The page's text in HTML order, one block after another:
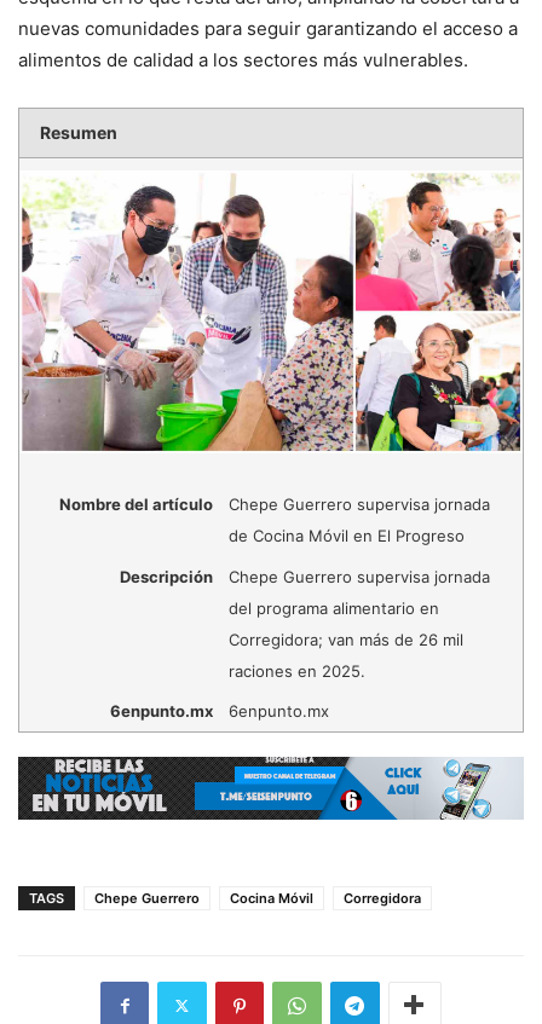
nuevas comunidades para seguir garantizando el acceso a
alimentos de calidad a los sectores más vulnerables.
Resumen
Nombre del artículo
Chepe Guerrero supervisa jornada
de Cocina Móvil en El Progreso
Descripción
Chepe Guerrero supervisa jornada
del programa alimentario en
Corregidora; van más de 26 mil
raciones en 2025.
6enpunto.mx 6enpunto.mx
TAGS Chepe Guerrero Cocina Móvil Corregidora